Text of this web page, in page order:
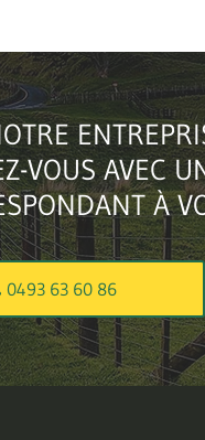
VOUS AVEC
À
0493 63 60 86